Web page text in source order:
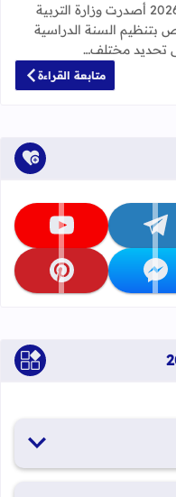
مقرر تنظيم السنة الدراسية 2026/2025 أصدرت وزارة التربية
بتنظيم السنة الدراسية
متابعة القراءة
تابعنا على telegram تابعنا على youtube
تابعنا على messenger تابعنا على pinterest